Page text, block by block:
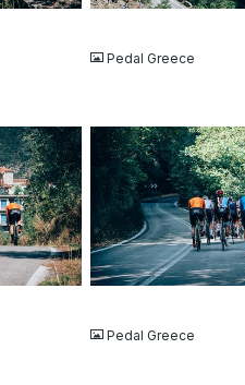
JPG
Pedal Greece
JPG
Pedal Greece